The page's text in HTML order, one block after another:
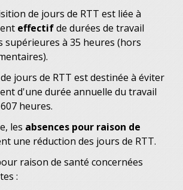
de jours de RTT est liée à
effectifde durées de travail
supérieures à 35 heures (hors
jours de RTT est destinée à éviter
d'une durée annuelle du travail
heures.
les absences pour raison de
une réduction des jours de RTT.
raison de santé concernées
: